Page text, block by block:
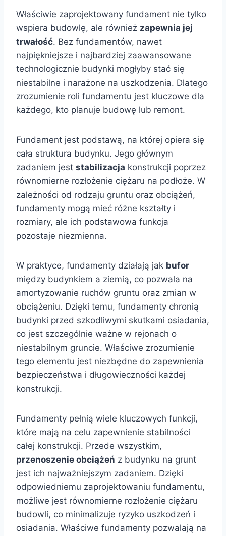
Właściwie zaprojektowany fundament nie tylko
wspiera budowlę, ale również zapewnia jej
trwałość. Bez fundamentów, nawet
najpiękniejsze i najbardziej zaawansowane
technologicznie budynki mogłyby stać się
niestabilne i narażone na uszkodzenia. Dlatego
zrozumienie roli fundamentu jest kluczowe dla
każdego, kto planuje budowę lub remont.
Fundament jest podstawą, na której opiera się
cała struktura budynku. Jego głównym
zadaniem jest stabilizacja konstrukcji poprzez
równomierne rozłożenie ciężaru na podłoże. W
zależności od rodzaju gruntu oraz obciążeń,
fundamenty mogą mieć różne kształty i
rozmiary, ale ich podstawowa funkcja
pozostaje niezmienna.
W praktyce, fundamenty działają jak bufor
między budynkiem a ziemią, co pozwala na
amortyzowanie ruchów gruntu oraz zmian w
obciążeniu. Dzięki temu, fundamenty chronią
budynki przed szkodliwymi skutkami osiadania,
co jest szczególnie ważne w rejonach o
niestabilnym gruncie. Właściwe zrozumienie
tego elementu jest niezbędne do zapewnienia
bezpieczeństwa i długowieczności każdej
konstrukcji.
Fundamenty pełnią wiele kluczowych funkcji,
które mają na celu zapewnienie stabilności
całej konstrukcji. Przede wszystkim,
przenoszenie obciążeń z budynku na grunt
jest ich najważniejszym zadaniem. Dzięki
odpowiedniemu zaprojektowaniu fundamentu,
możliwe jest równomierne rozłożenie ciężaru
budowli, co minimalizuje ryzyko uszkodzeń i
osiadania. Właściwe fundamenty pozwalają na